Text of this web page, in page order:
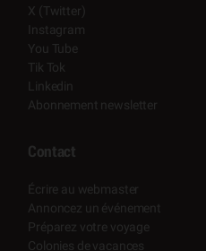
X (Twitter)
Instagram
You Tube
Tik Tok
Linkedin
Abonnement newsletter
Contact
Écrire au webmaster
Annoncez un événement
Préparez votre voyage
Colonies de vacances